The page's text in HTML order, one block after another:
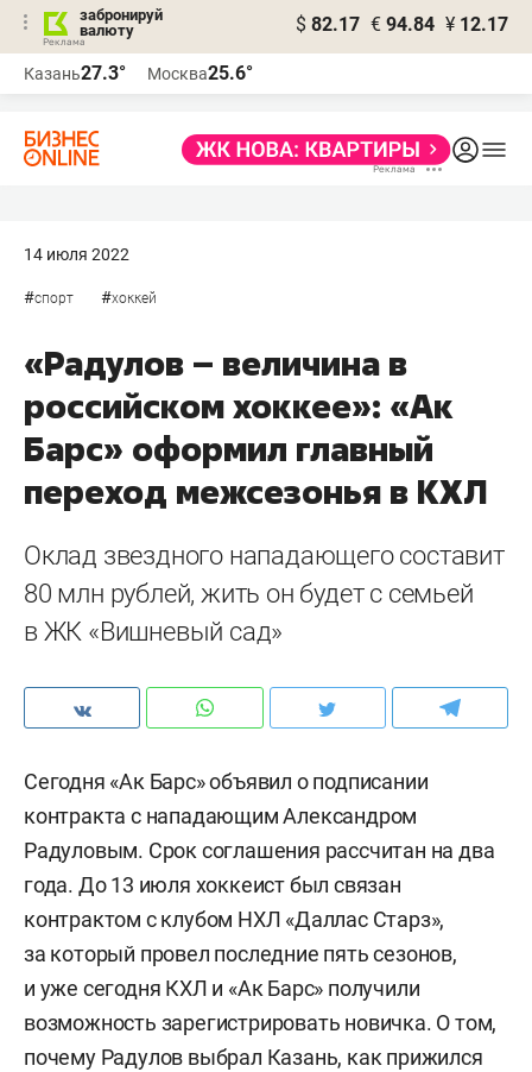
забронируй
валюту
$ 82.17 € 94.84 ¥ 12.17
Казань27.3° Москва25.6°
14 июля 2022
#спорт #хоккей
«Радулов – величина в
российском хоккее»: «Ак
Барс» оформил главный
переход межсезонья в КХЛ
Оклад звездного нападающего составит
80 млн рублей, жить он будет с семьей
в ЖК «Вишневый сад»
Сегодня «Ак Барс» объявил о подписании
контракта с нападающим Александром
Радуловым. Срок соглашения рассчитан на два
года. До 13 июля хоккеист был связан
контрактом с клубом НХЛ «Даллас Старз»,
за который провел последние пять сезонов,
и уже сегодня КХЛ и «Ак Барс» получили
возможность зарегистрировать новичка. О том,
почему Радулов выбрал Казань, как прижился